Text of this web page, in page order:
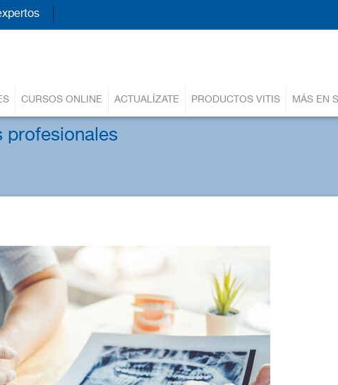
CURSOS ONLINE ACTUALÍZATE PRODUCTOS VITIS MÁS EN
profesionales